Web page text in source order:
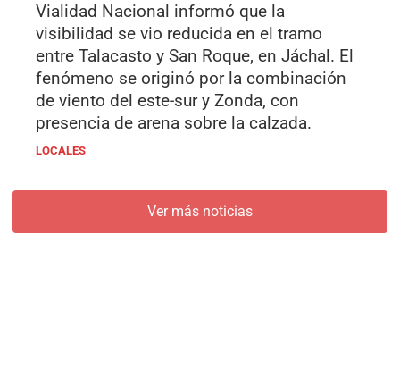
Vialidad Nacional informó que la
visibilidad se vio reducida en el tramo
entre Talacasto y San Roque, en Jáchal. El
fenómeno se originó por la combinación
de viento del este-sur y Zonda, con
presencia de arena sobre la calzada.
LOCALES
Ver más noticias